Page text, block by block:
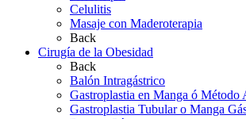
Celulitis
Masaje con Maderoterapia
Back
Cirugía de la Obesidad
Back
Balón Intragástrico
Gastroplastia en Manga ó Método
Gastroplastia Tubular o Manga